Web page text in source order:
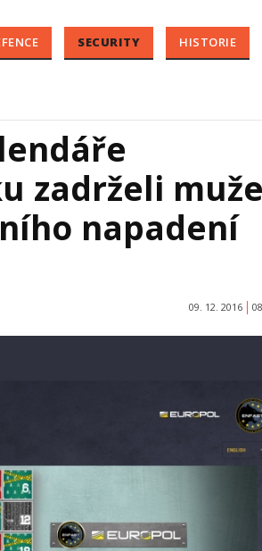
SECURITY HISTORIE
zadrželi muže
napadení
09. 12. 2016